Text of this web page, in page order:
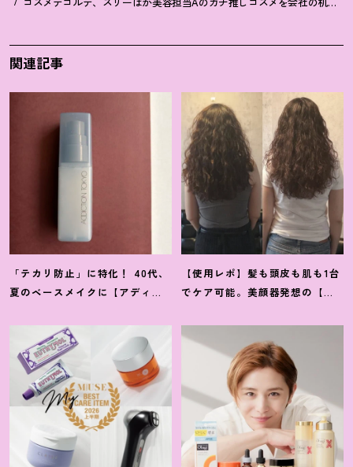
関連記事
「テカリ防止」に特化 ！
40代、
夏のベースメイクに【アディク
た
【使用レポ】髪も頭皮も肌も1台
でケア可能。美顔器発想の【ス
ヤーがかなり優秀！